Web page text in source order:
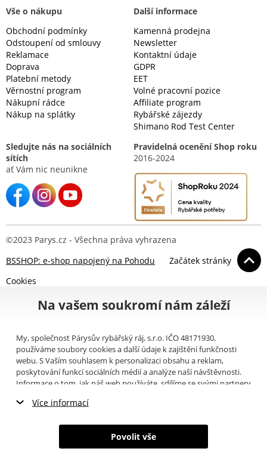
Vše o nákupu
Obchodní podmínky
Odstoupení od smlouvy
Reklamace
Doprava
Platební metody
Věrnostní program
Nákupní rádce
Nákup na splátky
Další informace
Kamenná prodejna
Newsletter
Kontaktní údaje
GDPR
EET
Volné pracovní pozice
Affiliate program
Rybářské zájezdy
Shimano Rod Test Center
Sledujte nás na sociálních
sítích
ať Vám nic neunikne
Pravidelná ocenění Shop roku
2016-2024
©2023 Parys.cz - Všechna práva vyhrazena
BSSHOP: e-shop napojený na Pohodu
Začátek stránky
Cookies
Na vašem soukromí nám záleží
My, společnost Párysův rybářský ráj, s.r.o. IČO 48171930,
používáme soubory cookies a další údaje k zajištění funkčnosti
webu. S Vaším souhlasem k personalizaci obsahu a reklam,
poskytování funkcí sociálních médií a analýze naší návštěvnosti.
Informace o tom, jak náš web používáte, sdílíme se svými partnery
můžete přečíst, jak tyto informace Google používá. Partneři tyto
poskytli nebo které získali v důsledku toho, že používáte jejich
služby. Tyto údaje zahrnují cookies, data z dalších úložišť, IP
Více informací
Nezbytné cookies
Marketingové cookies
Povolit vše